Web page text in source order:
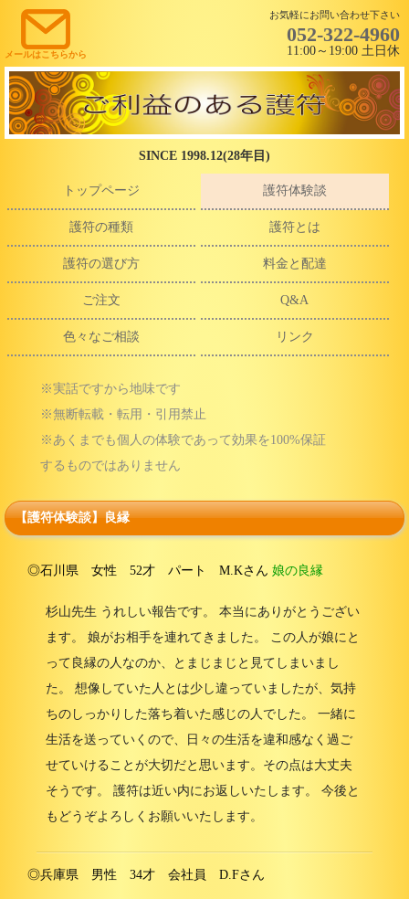
メールはこちらから
お気軽にお問い合わせ下さい
052-322-4960
11:00～19:00 土日休
SINCE 1998.12(28年目)
トップページ 護符体験談
護符の種類 護符とは
護符の選び方 料金と配達
ご注文 Q&A
色々なご相談 リンク
※実話ですから地味です
※無断転載・転用・引用禁止
※あくまでも個人の体験であって効果を100%保証
するものではありません
【護符体験談】良縁
◎石川県 女性 52才 パート M.Kさん 娘の良縁
杉山先生 うれしい報告です。 本当にありがとうござい
ます。 娘がお相手を連れてきました。 この人が娘にと
って良縁の人なのか、とまじまじと見てしまいまし
た。 想像していた人とは少し違っていましたが、気持
ちのしっかりした落ち着いた感じの人でした。 一緒に
生活を送っていくので、日々の生活を違和感なく過ご
せていけることが大切だと思います。その点は大丈夫
そうです。 護符は近い内にお返しいたします。 今後と
もどうぞよろしくお願いいたします。
◎兵庫県 男性 34才 会社員 D.Fさん